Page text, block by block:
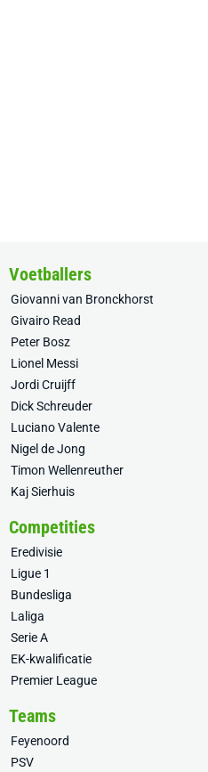
Voetballers
Giovanni van Bronckhorst
Givairo Read
Peter Bosz
Lionel Messi
Jordi Cruijff
Dick Schreuder
Luciano Valente
Nigel de Jong
Timon Wellenreuther
Kaj Sierhuis
Competities
Eredivisie
Ligue 1
Bundesliga
Laliga
Serie A
EK-kwalificatie
Premier League
Teams
Feyenoord
PSV